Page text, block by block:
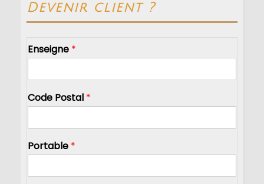
Devenir client ?
Enseigne *
Code Postal *
Portable *